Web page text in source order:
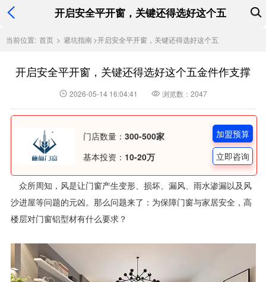
开启安全平开窗，关键还得选好这个五
当前位置: 首页 > 避坑指南 >开启安全平开窗，关键还得选好这个五
开启安全平开窗，关键还得选好这个五金件作支撑
2026-05-14 16:04:41 浏览数：2047
门店数量： 300-500家
基本投资： 10-20万
加盟预算
立即咨询
众所周知，风是让门窗产生变形、损坏、漏风、雨水渗漏以及风
沙进屋等问题的元凶。那么问题来了：为保障门窗与家居安全，高
楼层对门窗铝型材有什么要求？